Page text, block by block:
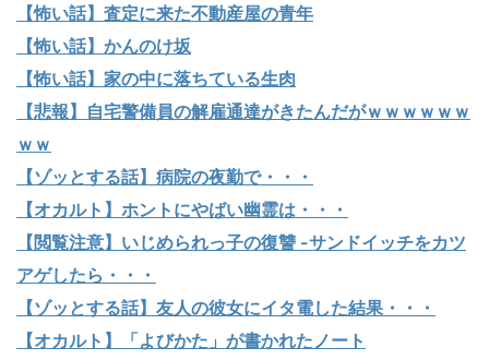
【怖い話】査定に来た不動産屋の青年
【怖い話】かんのけ坂
【怖い話】家の中に落ちている生肉
【悲報】自宅警備員の解雇通達がきたんだがｗｗｗｗｗｗ
ｗｗ
【ゾッとする話】病院の夜勤で・・・
【オカルト】ホントにやばい幽霊は・・・
【閲覧注意】いじめられっ子の復讐 -サンドイッチをカツ
アゲしたら・・・
【ゾッとする話】友人の彼女にイタ電した結果・・・
【オカルト】「よびかた」が書かれたノート